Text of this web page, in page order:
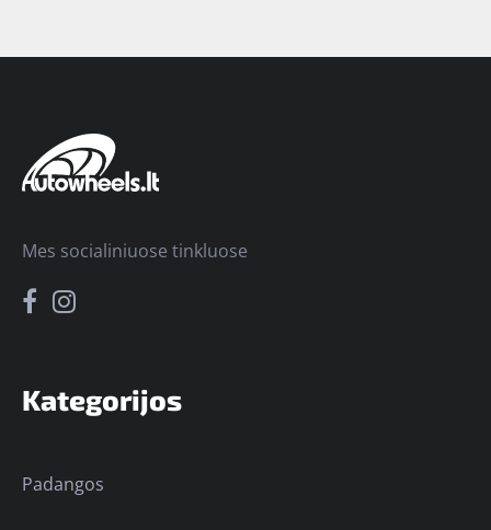
Kategorijos
Padangos
Mes socialiniuose tinkluose